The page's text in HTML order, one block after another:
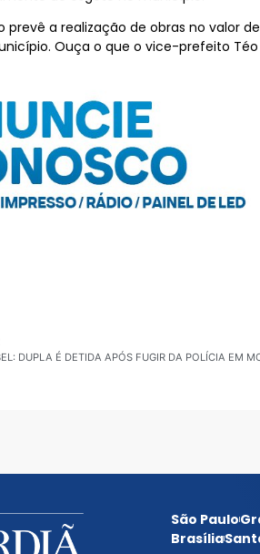
a realização de obras no valor
Ouça o que o vice-prefeito
São Paulo
Brasília